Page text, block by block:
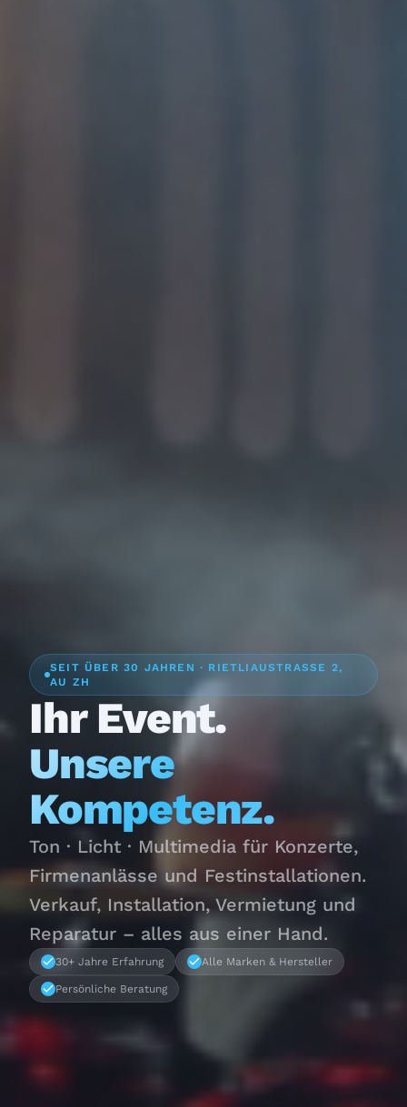
SEIT ÜBER 30 JAHREN · RIETLIAUSTRASSE 2,
AU ZH
Ihr Event.
Unsere
Kompetenz.
Ton · Licht · Multimedia für Konzerte,
Firmenanlässe und Festinstallationen.
Verkauf, Installation, Vermietung und
Reparatur – alles aus einer Hand.
30+ Jahre Erfahrung Alle Marken & Hersteller
Persönliche Beratung